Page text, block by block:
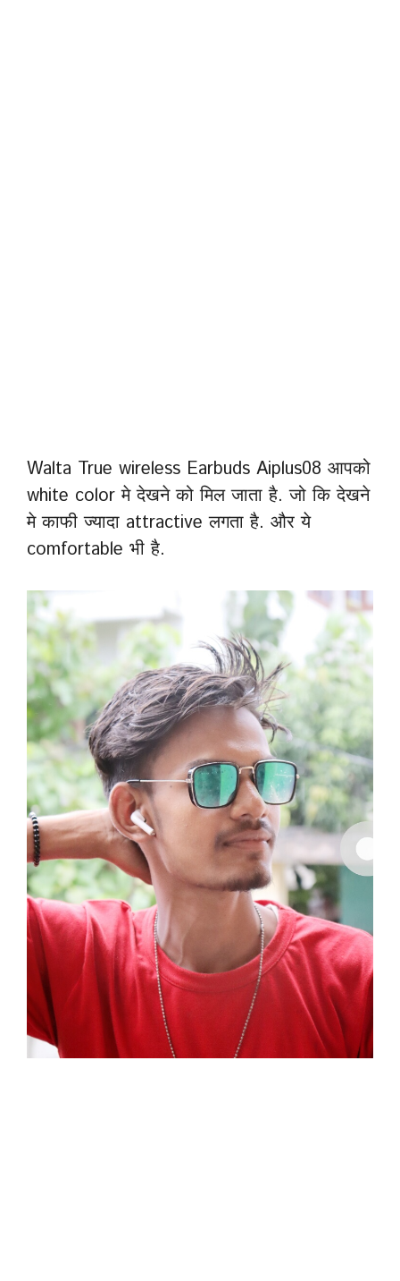
Walta True wireless Earbuds Aiplus08 आपको
white color मे देखने को मिल जाता है. जो कि देखने
मे काफी ज्यादा attractive लगता है. और ये
comfortable भी है.